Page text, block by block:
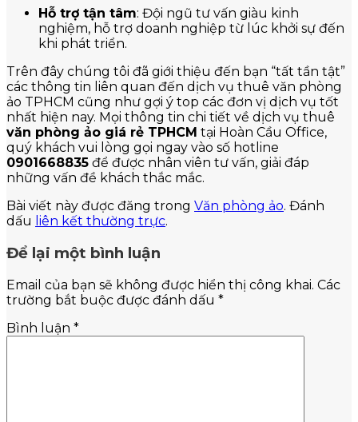
Hỗ trợ tận tâm: Đội ngũ tư vấn giàu kinh
nghiệm, hỗ trợ doanh nghiệp từ lúc khởi sự đến
khi phát triển.
Trên đây chúng tôi đã giới thiệu đến bạn “tất tần tật”
các thông tin liên quan đến dịch vụ thuê văn phòng
ảo TPHCM cũng như gợi ý top các đơn vị dịch vụ tốt
nhất hiện nay. Mọi thông tin chi tiết về dịch vụ thuê
văn phòng ảo giá rẻ TPHCM tại Hoàn Cầu Office,
quý khách vui lòng gọi ngay vào số hotline
0901668835 để được nhân viên tư vấn, giải đáp
những vấn đề khách thắc mắc.
Bài viết này được đăng trong Văn phòng ảo. Đánh
dấu liên kết thường trực.
Để lại một bình luận
Email của bạn sẽ không được hiển thị công khai. Các
trường bắt buộc được đánh dấu *
Bình luận *